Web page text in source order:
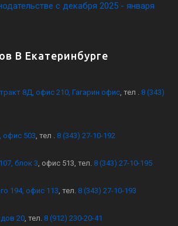
с декабря 2025 - января
В Екатеринбурге
8Д, офис 210, Гагарин офис, тел . 8 (343)
офис 503, тел . 8 (343) 27-10-192
блок 3, офис 513, тел. 8 (343) 27-10-195
194, офис 113, тел. 8 (343) 27-10-193
20, тел. 8 (912) 230-20-41